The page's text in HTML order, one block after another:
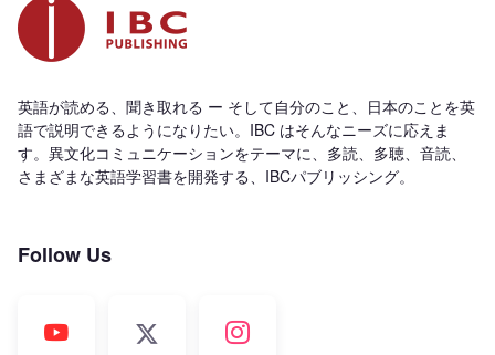
英語が読める、聞き取れる ー そして自分のこと、日本のことを英
語で説明できるようになりたい。IBC はそんなニーズに応えま
す。異文化コミュニケーションをテーマに、多読、多聴、音読、
さまざまな英語学習書を開発する、IBCパブリッシング。
Follow Us